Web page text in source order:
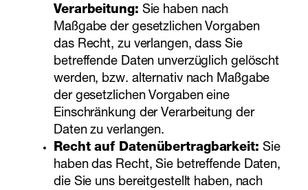
Verarbeitung: Sie haben nach
Maßgabe der gesetzlichen Vorgaben
das Recht, zu verlangen, dass Sie
betreffende Daten unverzüglich gelöscht
werden, bzw. alternativ nach Maßgabe
der gesetzlichen Vorgaben eine
Einschränkung der Verarbeitung der
Daten zu verlangen.
Recht auf Datenübertragbarkeit: Sie
haben das Recht, Sie betreffende Daten,
die Sie uns bereitgestellt haben, nach